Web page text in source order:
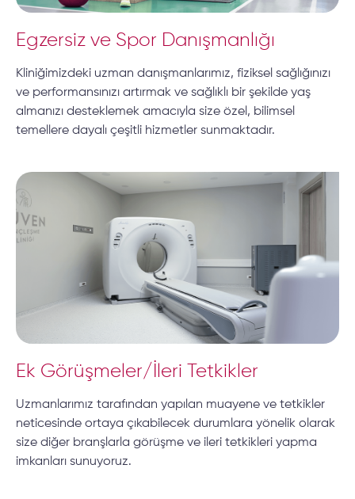
Egzersiz ve Spor Danışmanlığı
Kliniğimizdeki uzman danışmanlarımız, fiziksel sağlığınızı
ve performansınızı artırmak ve sağlıklı bir şekilde yaş
almanızı desteklemek amacıyla size özel, bilimsel
temellere dayalı çeşitli hizmetler sunmaktadır.
Ek Görüşmeler/İleri Tetkikler
Uzmanlarımız tarafından yapılan muayene ve tetkikler
neticesinde ortaya çıkabilecek durumlara yönelik olarak
size diğer branşlarla görüşme ve ileri tetkikleri yapma
imkanları sunuyoruz.